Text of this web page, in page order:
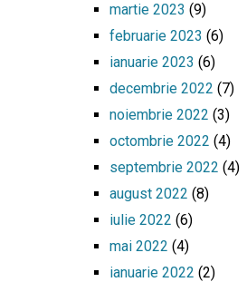
martie 2023 (9)
februarie 2023 (6)
ianuarie 2023 (6)
decembrie 2022 (7)
noiembrie 2022 (3)
octombrie 2022 (4)
septembrie 2022 (4)
august 2022 (8)
iulie 2022 (6)
mai 2022 (4)
ianuarie 2022 (2)